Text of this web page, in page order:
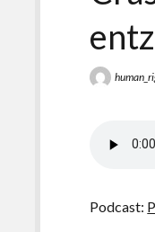
Podcast: